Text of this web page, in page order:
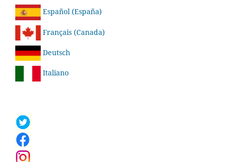
Español (España)
Français (Canada)
Deutsch
Italiano